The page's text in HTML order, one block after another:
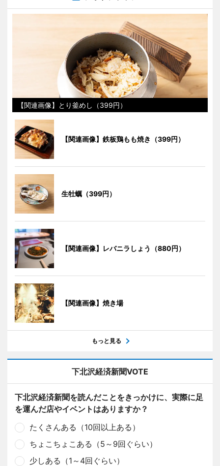
【関連画像】とり釜めし（399円）
【関連画像】鉄板鶏もも焼き（399円）
生牡蠣（399円）
【関連画像】レバニラしょう（880円）
【関連画像】焼き場
もっと見る
下北沢経済新聞VOTE
下北沢経済新聞を読んだことをきっかけに、実際に足
を運んだ店やイベントはありますか？
たくさんある（10回以上ある）
ちょこちょこある（5～9回ぐらい）
少しある（1～4回ぐらい）